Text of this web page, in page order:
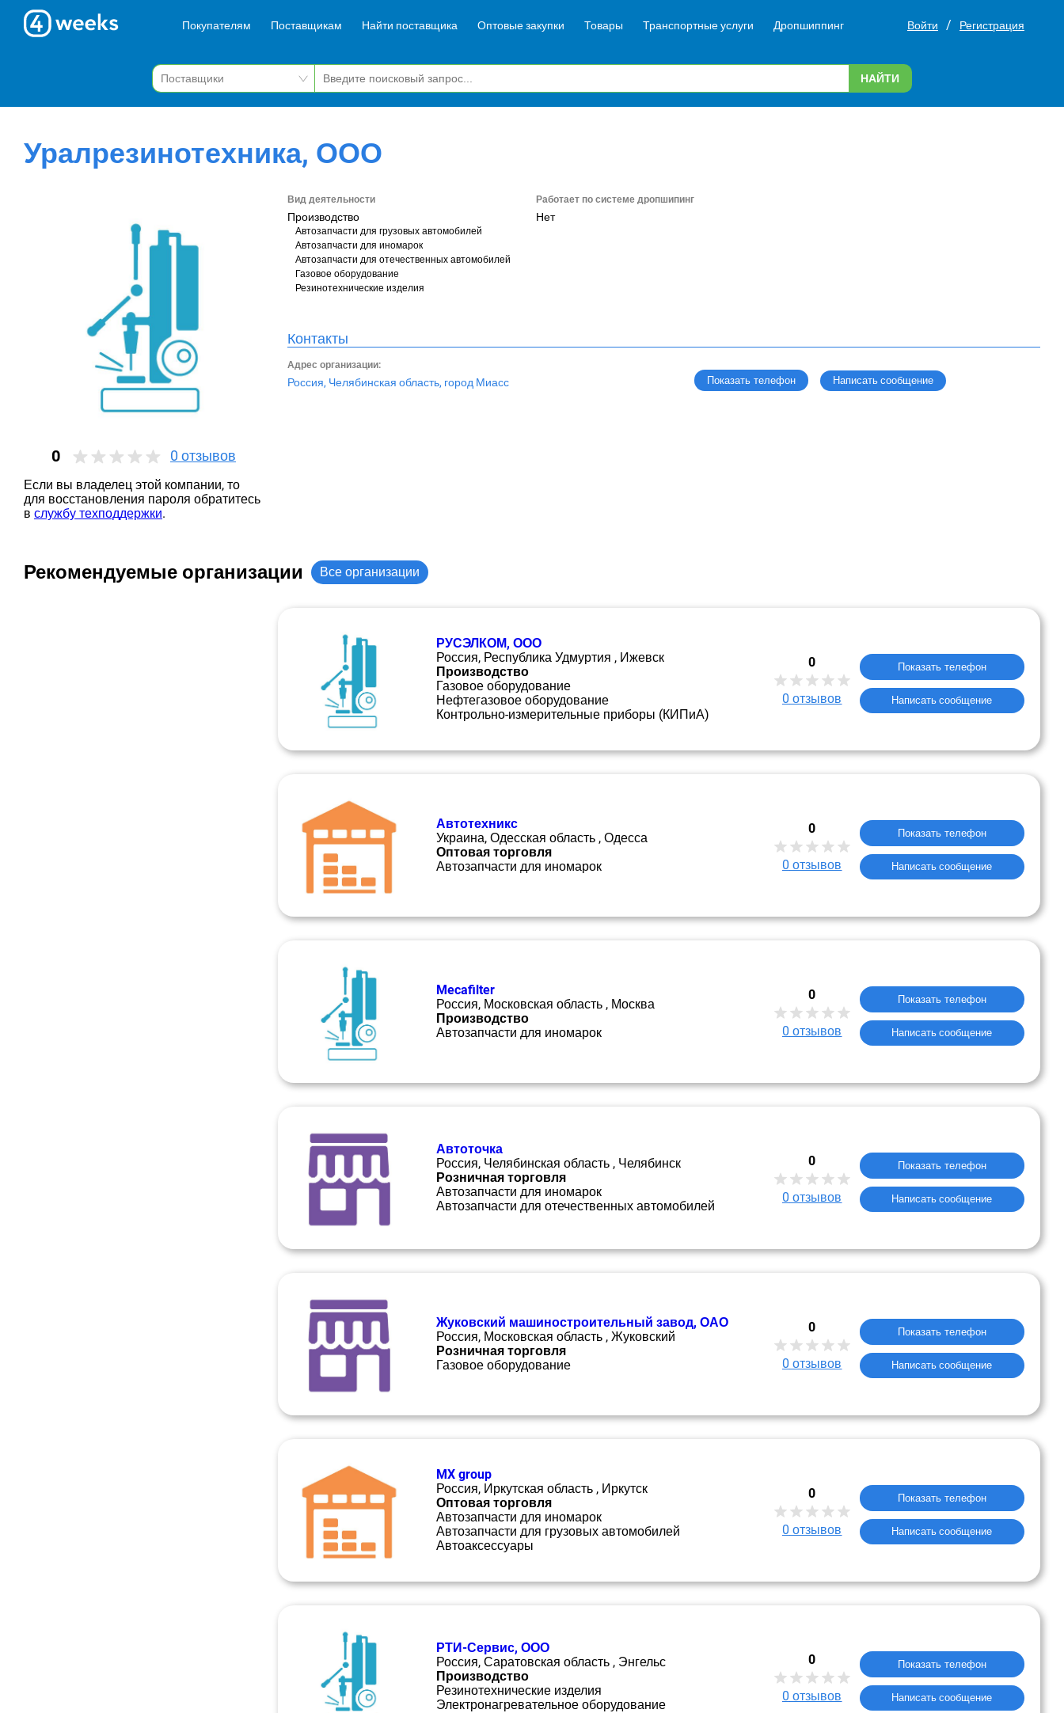
Покупателям Поставщикам Найти поставщика Оптовые закупки Товары Транспортные услуги Дропшиппинг Войти / Регистрация
НАЙТИ
Уралрезинотехника, ООО
0 0 отзывов
Если вы владелец этой компании, то
для восстановления пароля обратитесь
в службу техподдержки.
Вид деятельности
Производство
Автозапчасти для грузовых автомобилей
Автозапчасти для иномарок
Автозапчасти для отечественных автомобилей
Газовое оборудование
Резинотехнические изделия
Работает по системе дропшипинг
Нет
Контакты
Адрес организации:
Россия, Челябинская область, город Миасс Показать телефон Написать сообщение
Рекомендуемые организации Все организации
РУСЭЛКОМ, ООО
Россия, Республика Удмуртия , Ижевск
Производство
Газовое оборудование
Нефтегазовое оборудование
Контрольно-измерительные приборы (КИПиА)
0
0 отзывов
Показать телефон
Написать сообщение
Автотехникс
Украина, Одесская область , Одесса
Оптовая торговля
Автозапчасти для иномарок
0
0 отзывов
Показать телефон
Написать сообщение
Mecafilter
Россия, Московская область , Москва
Производство
Автозапчасти для иномарок
0
0 отзывов
Показать телефон
Написать сообщение
Автоточка
Россия, Челябинская область , Челябинск
Розничная торговля
Автозапчасти для иномарок
Автозапчасти для отечественных автомобилей
0
0 отзывов
Показать телефон
Написать сообщение
Жуковский машиностроительный завод, ОАО
Россия, Московская область , Жуковский
Розничная торговля
Газовое оборудование
0
0 отзывов
Показать телефон
Написать сообщение
MX group
Россия, Иркутская область , Иркутск
Оптовая торговля
Автозапчасти для иномарок
Автозапчасти для грузовых автомобилей
Автоаксессуары
0
0 отзывов
Показать телефон
Написать сообщение
РТИ-Сервис, ООО
Россия, Саратовская область , Энгельс
Производство
Резинотехнические изделия
Электронагревательное оборудование
0
0 отзывов
Показать телефон
Написать сообщение